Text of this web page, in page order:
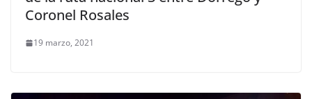
Coronel Rosales
19 marzo, 2021